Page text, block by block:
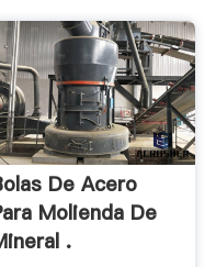
De Acero
Molienda De
.